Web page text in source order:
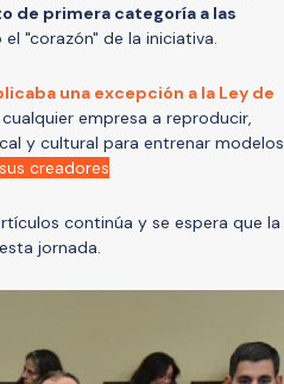
de primera categoría a las
"corazón" de la iniciativa.
una excepción a la Ley de
empresa a reproducir,
y cultural para entrenar modelos
creadores
continúa y se espera que la
jornada.